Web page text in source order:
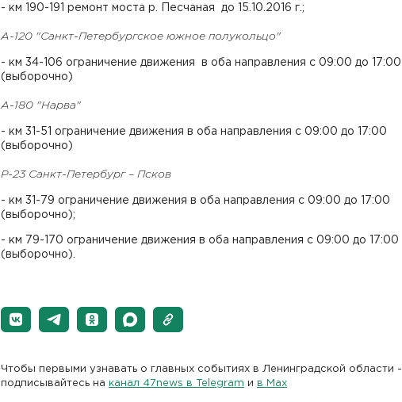
- км 190-191 ремонт моста р. Песчаная до 15.10.2016 г.;
А-120 "Санкт-Петербургское южное полукольцо"
- км 34-106 ограничение движения в оба направления с 09:00 до 17:00
(выборочно)
А-180 "Нарва"
- км 31-51 ограничение движения в оба направления с 09:00 до 17:00
(выборочно)
Р-23 Санкт-Петербург – Псков
- км 31-79 ограничение движения в оба направления с 09:00 до 17:00
(выборочно);
- км 79-170 ограничение движения в оба направления с 09:00 до 17:00
(выборочно).
Чтобы первыми узнавать о главных событиях в Ленинградской области -
подписывайтесь на канал 47news в Telegram и в Maх